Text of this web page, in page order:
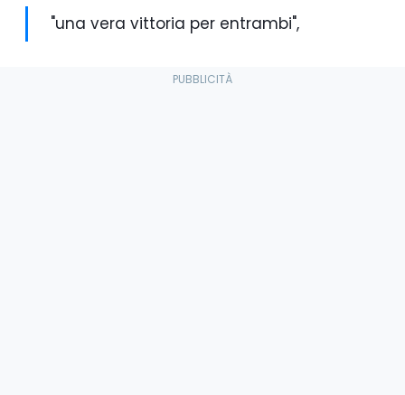
"una vera vittoria per entrambi",